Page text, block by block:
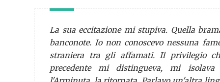
La sua eccitazione mi stupiva. Quella
banconote. Io non conoscevo nessuna
straniera tra gli affamati. Il privilegio
precedente mi distingueva, mi